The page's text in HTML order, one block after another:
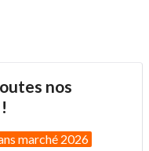
nos
marché 2026